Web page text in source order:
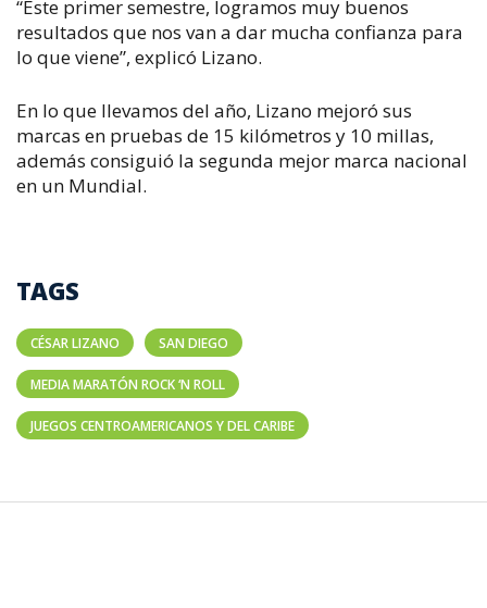
“Este primer semestre, logramos muy buenos
resultados que nos van a dar mucha confianza para
lo que viene”, explicó Lizano.
En lo que llevamos del año, Lizano mejoró sus
marcas en pruebas de 15 kilómetros y 10 millas,
además consiguió la segunda mejor marca nacional
en un Mundial.
TAGS
CÉSAR LIZANO SAN DIEGO
MEDIA MARATÓN ROCK ‘N ROLL
JUEGOS CENTROAMERICANOS Y DEL CARIBE